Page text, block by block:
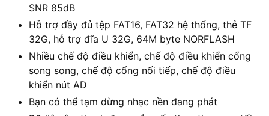
SNR 85dB
Hỗ trợ đầy đủ tệp FAT16, FAT32 hệ thống, thẻ TF
32G, hỗ trợ đĩa U 32G, 64M byte NORFLASH
Nhiều chế độ điều khiển, chế độ điều khiển cổng
song song, chế độ cổng nối tiếp, chế độ điều
khiển nút AD
Bạn có thể tạm dừng nhạc nền đang phát